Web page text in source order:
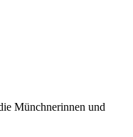
Münchnerinnen und